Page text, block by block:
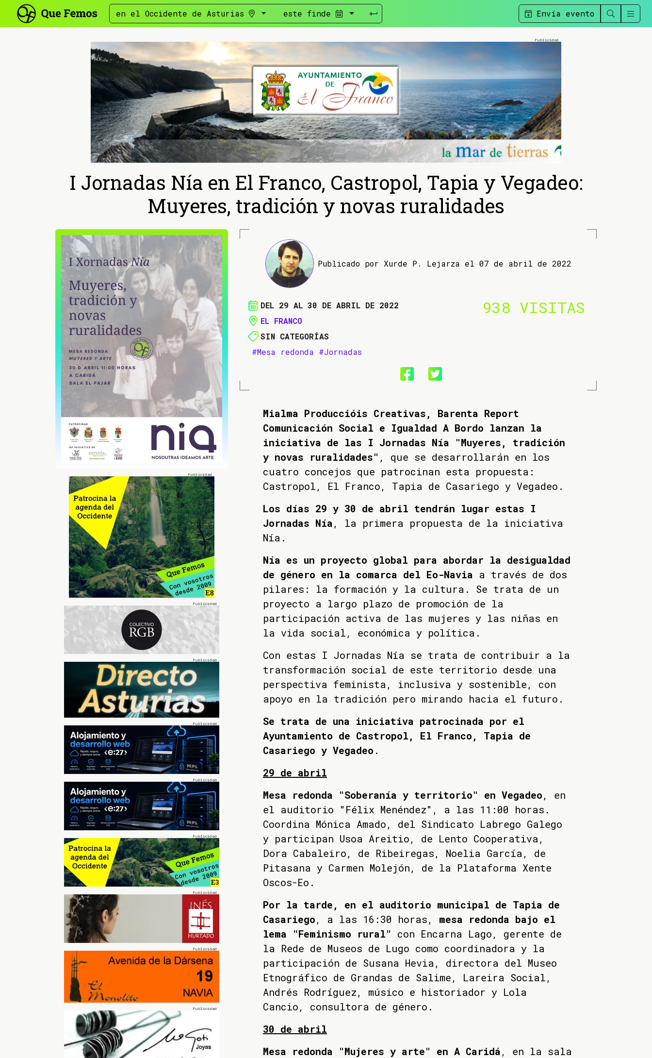
en el Occidente de Asturias este finde Envía evento
I Jornadas Nía en El Franco, Castropol, Tapia y Vegadeo:
Muyeres, tradición y novas ruralidades
Publicado por Xurde P. Lejarza el 07 de abril de 2022
DEL 29 AL 30 DE ABRIL DE 2022
EL FRANCO
SIN CATEGORÍAS
#Mesa redonda #Jornadas
938 VISITAS
Mialma Produccióis Creativas, Barenta Report
Comunicación Social e Igualdad A Bordo lanzan la
iniciativa de las I Jornadas Nía "Muyeres, tradición
y novas ruralidades" , que se desarrollarán en los
cuatro concejos que patrocinan esta propuesta:
Castropol, El Franco, Tapia de Casariego y Vegadeo.
Los días 29 y 30 de abril tendrán lugar estas I
Jornadas Nía , la primera propuesta de la iniciativa
Nía.
Nía es un proyecto global para abordar la desigualdad
de género en la comarca del Eo-Navia a través de dos
pilares: la formación y la cultura. Se trata de un
proyecto a largo plazo de promoción de la
participación activa de las mujeres y las niñas en
la vida social, económica y política.
Con estas I Jornadas Nía se trata de contribuir a la
transformación social de este territorio desde una
perspectiva feminista, inclusiva y sostenible, con
apoyo en la tradición pero mirando hacia el futuro.
Se trata de una iniciativa patrocinada por el
Ayuntamiento de Castropol, El Franco, Tapia de
Casariego y Vegadeo .
29 de abril
Mesa redonda "Soberanía y territorio" en Vegadeo, en
el auditorio "Félix Menéndez", a las 11:00 horas.
Coordina Mónica Amado, del Sindicato Labrego Galego
y participan Usoa Areitio, de Lento Cooperativa,
Dora Cabaleiro, de Ribeiregas, Noelia García, de
Pitasana y Carmen Molejón, de la Plataforma Xente
Oscos-Eo.
Por la tarde, en el auditorio municipal de Tapia de
Casariego, a las 16:30 horas, mesa redonda bajo el
lema "Feminismo rural"
con Encarna Lago, gerente de
la Rede de Museos de Lugo como coordinadora y la
participación de Susana Hevia, directora del Museo
Etnográfico de Grandas de Salime, Lareira Social,
Andrés Rodríguez, músico e historiador y Lola
Cancio, consultora de género.
30 de abril
Mesa redonda "Mujeres y arte" en A Caridá , en la sala